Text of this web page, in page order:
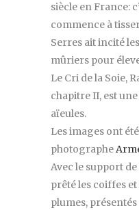
siècle en France:
commence à
Serres ait incité
mûriers pour
Le Cri de la Soie,
chapitre II, est
aïeules.
Les images ont
photographe
Avec le support de
prêté les coiffes
plumes,